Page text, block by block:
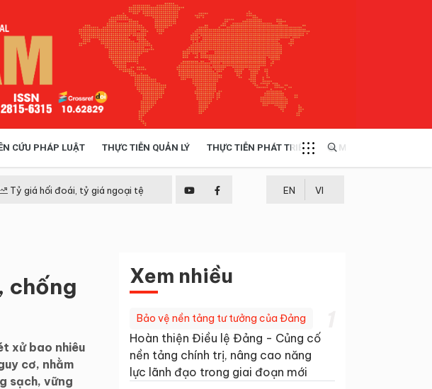
CỨU PHÁP LUẬT THỰC TIỄN QUẢN LÝ THỰC TIỄN PHÁT TRIỂN MULTIMEDIA
Tỷ giá hối đoái, tỷ giá ngoại tệ EN VI
chống
xử bao nhiêu
cơ, nhằm
sạch, vững
Xem nhiều
Bảo vệ nền tảng tư tưởng của Đảng
Hoàn thiện Điều lệ Đảng - Củng cố
nền tảng chính trị, nâng cao năng
lực lãnh đạo trong giai đoạn mới